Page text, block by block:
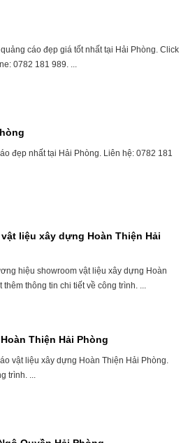
cáo đẹp giá tốt nhất tại Hải Phòng. Click
0782 181 989. ...
đẹp nhất tại Hải Phòng. Liên hệ: 0782 181
liệu xây dựng Hoàn Thiện Hải
hiệu showroom vật liệu xây dựng Hoàn
thông tin chi tiết về công trình. ...
Thiện Hải Phòng
vật liệu xây dựng Hoàn Thiện Hải Phòng.
trình. ...